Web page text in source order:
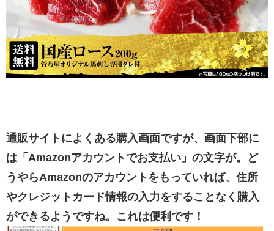
通販サイトによくある購入画面ですが、画面下部に
は「Amazonアカウントでお支払い」の文字が。ど
うやらAmazonのアカウントをもっていれば、住所
やクレジットカード情報の入力をすることなく購入
ができるようですね。これは便利です！